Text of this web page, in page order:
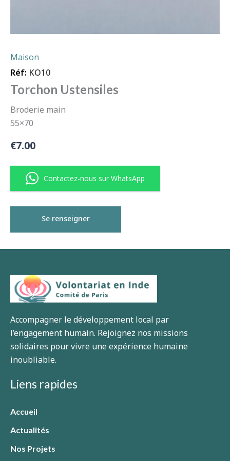
Maison
Réf: KO10
Torchon Ustensiles
Broderie main
55×70
€7.00
Contactez-nous sur WhatsApp
Accompagner le développement local par
l’engagement humain. Rejoignez nos missions
solidaires pour vivre une expérience humaine
inoubliable.
Liens rapides
Accueil
Actualités
Nos Projets